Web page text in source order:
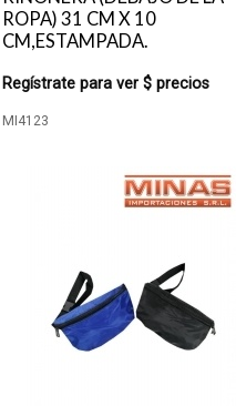
ROPA) 31 CM X 10
CM,ESTAMPADA.
Regístrate para ver $ precios
MI4123